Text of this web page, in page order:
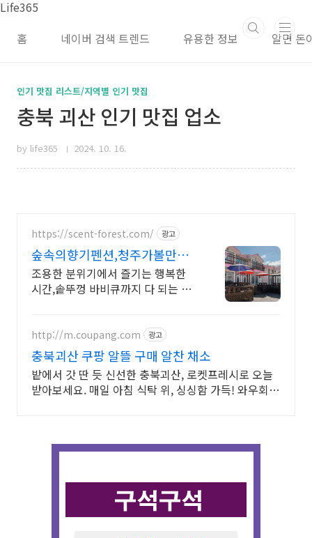
본문 바로가기
Life365
홈
네이버 검색 트렌드 유용한 정보 알면 돈
인기 맛집 리스트/지역별 인기 맛집
충북 괴산 인기 맛집 업소
by life365 2024. 10. 16.
https://scent-forest.com/ 광고
숲속의향기펜션,청주가볼만한
곳
조용한 분위기에서 즐기는 행복한
시간,솥뚜껑 바비큐까지 다 되는 숲
http://m.coupang.com 광고
충북괴산 쿠팡 알뜰 구매 알찬 채소
밭에서 갓 딴 듯 신선한 충북괴산, 로켓프레시로 오늘
받아보세요. 매일 아침 식탁 위, 싱싱함 가득! 와우회원